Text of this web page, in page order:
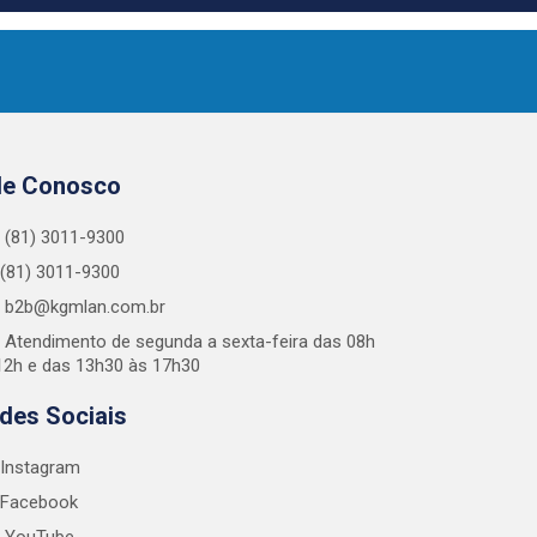
Conosco
(81) 3011-9300
(81) 3011-9300
b2b@kgmlan.com.br
Atendimento de segunda a sexta-feira das 08h
e das 13h30 às 17h30
Sociais
Instagram
Facebook